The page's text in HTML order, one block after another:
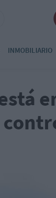
INMOBILIARIO